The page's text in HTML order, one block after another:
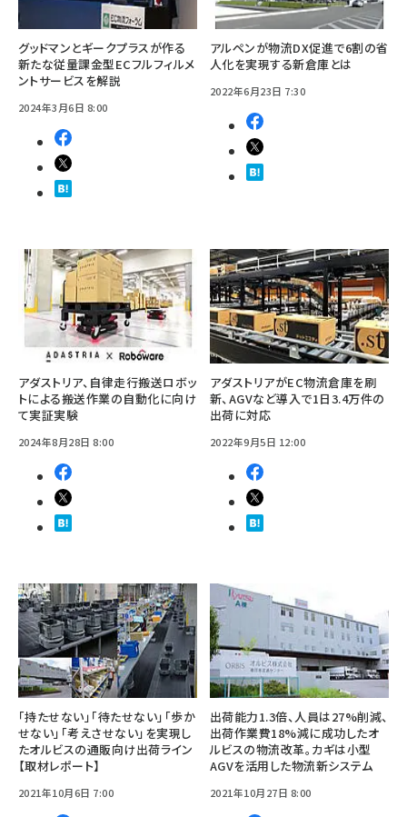
グッドマンとギークプラスが作る
新たな従量課金型ECフルフィルメ
ントサービスを解説
2024年3月6日 8:00
アルペンが物流DX促進で6割の省
人化を実現する新倉庫とは
2022年6月23日 7:30
アダストリア、自律走行搬送ロボッ
トによる搬送作業の自動化に向け
て実証実験
2024年8月28日 8:00
アダストリアがEC物流倉庫を刷
新、AGVなど導入で1日3.4万件の
出荷に対応
2022年9月5日 12:00
「持たせない」「待たせない」「歩か
せない」「考えさせない」を実現し
たオルビスの通販向け出荷ライン
【取材レポート】
2021年10月6日 7:00
出荷能力1.3倍、人員は27%削減、
出荷作業費18%減に成功したオ
ルビスの物流改革。カギは小型
AGVを活用した物流新システム
2021年10月27日 8:00